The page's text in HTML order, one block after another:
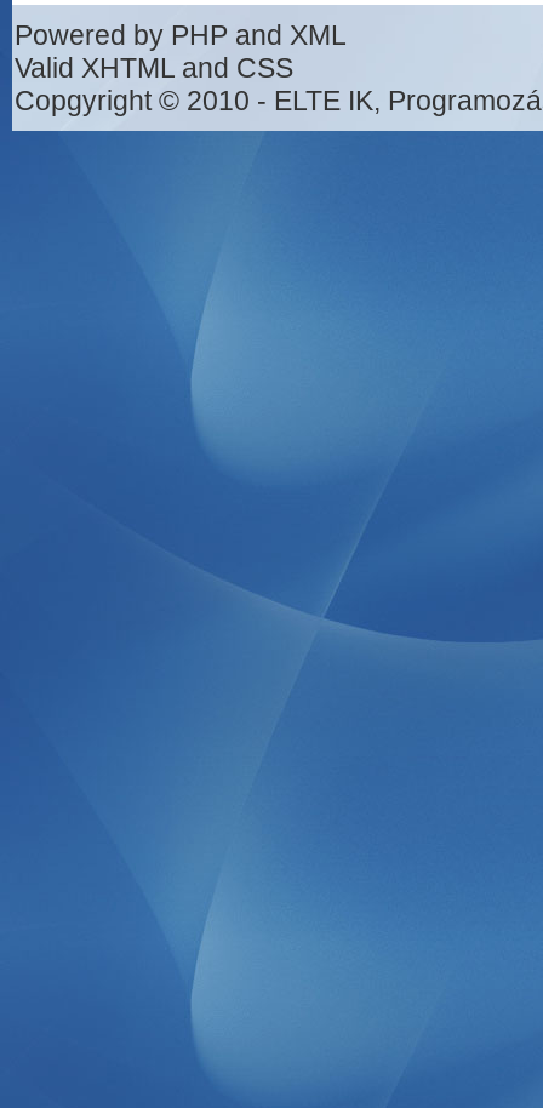
Powered by PHP and XML
Valid XHTML and CSS
Copgyright © 2010 - ELTE IK,